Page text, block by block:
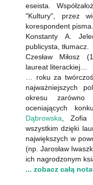
eseista.
"Kultury", przez
korespondent pisma.
Konstanty A.
publicysta, tłumacz.
Czesław Miłosz
laureat literackiej…
… roku za
najważniejszych
okresu zarówno
oceniających
Dąbrowska , Zofia
wszystkim dzięki
największych w
(np. Jarosław
ich nagrodzonym
... zobacz całą